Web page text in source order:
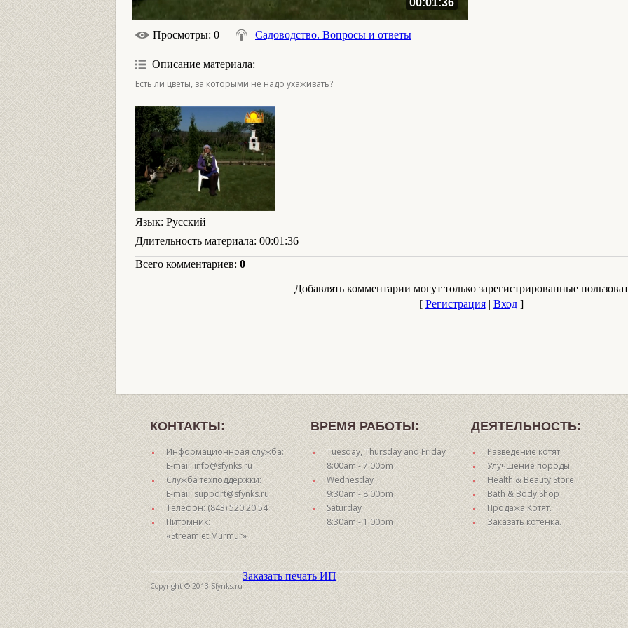
00:01:36
Просмотры: 0 Садоводство. Вопросы и ответы
Описание материала:
Есть ли цветы, за которыми не надо ухаживать?
Язык: Русский
Длительность материала: 00:01:36
Всего комментариев: 0
Добавлять комментарии могут только зарегистрированные
[ Регистрация| Вход]
КОНТАКТЫ:
Информационноая служба:
E-mail: info@sfynks.ru
Служба техподдержки:
E-mail: support@sfynks.ru
Телефон: (843) 520 20 54
Питомник:
«Streamlet Murmur»
ВРЕМЯ РАБОТЫ:
Tuesday, Thursday and Friday
8:00am - 7:00pm
Wednesday
9:30am - 8:00pm
Saturday
8:30am - 1:00pm
ДЕЯТЕЛЬНОСТЬ:
Разведение котят
Улучшение породы
Health & Beauty Store
Bath & Body Shop
Продажа Котят.
Заказать котенка.
Copyright © 2013 Sfynks.ru
Заказать печать ИП